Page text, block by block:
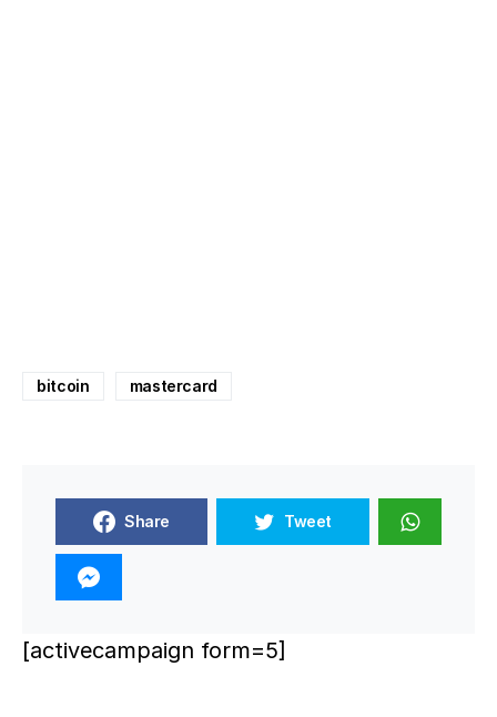
bitcoin mastercard
Share Tweet
[activecampaign form=5]